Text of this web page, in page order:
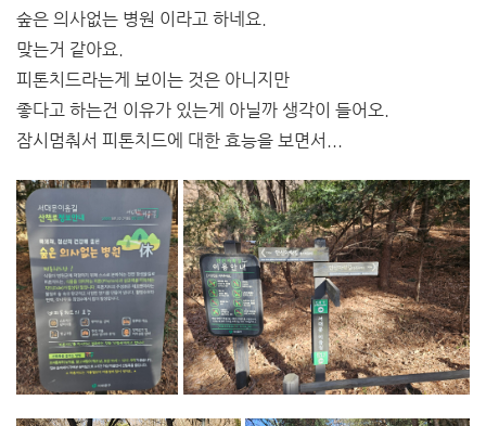
숲은 의사없는 병원 이라고 하네요.
맞는거 같아요.
피톤치드라는게 보이는 것은 아니지만
좋다고 하는건 이유가 있는게 아닐까 생각이 들어오.
잠시멈춰서 피톤치드에 대한 효능을 보면서...